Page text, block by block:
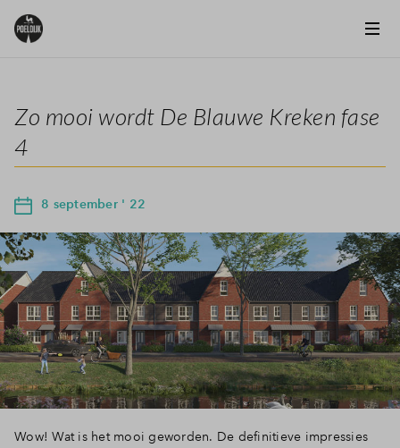
Zo mooi wordt De Blauwe Kreken fase
4
8 september ' 22
Wow! Wat is het mooi geworden. De definitieve impressies